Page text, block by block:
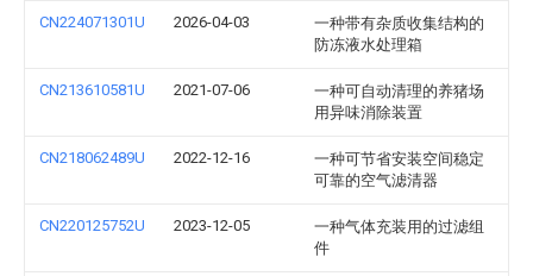
CN224071301U 2026-04-03
一种带有杂质收集结构的
防冻液水处理箱
CN213610581U 2021-07-06
一种可自动清理的养猪场
用异味消除装置
CN218062489U 2022-12-16
一种可节省安装空间稳定
可靠的空气滤清器
CN220125752U 2023-12-05
一种气体充装用的过滤组
件